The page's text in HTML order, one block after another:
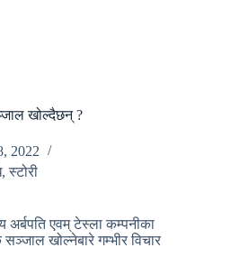
खोल्दैछन् ?
2022
,स्टोरी
अर्बपति एवम्टेस्लाकम्पनीका
सञ्जालखोल्नेबारेगम्भीर विचार